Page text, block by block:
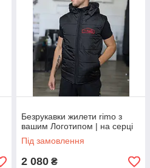
Безрукавки жилети rimo з
вашим Логотипом | на серці
Під замовлення
2 080 ₴